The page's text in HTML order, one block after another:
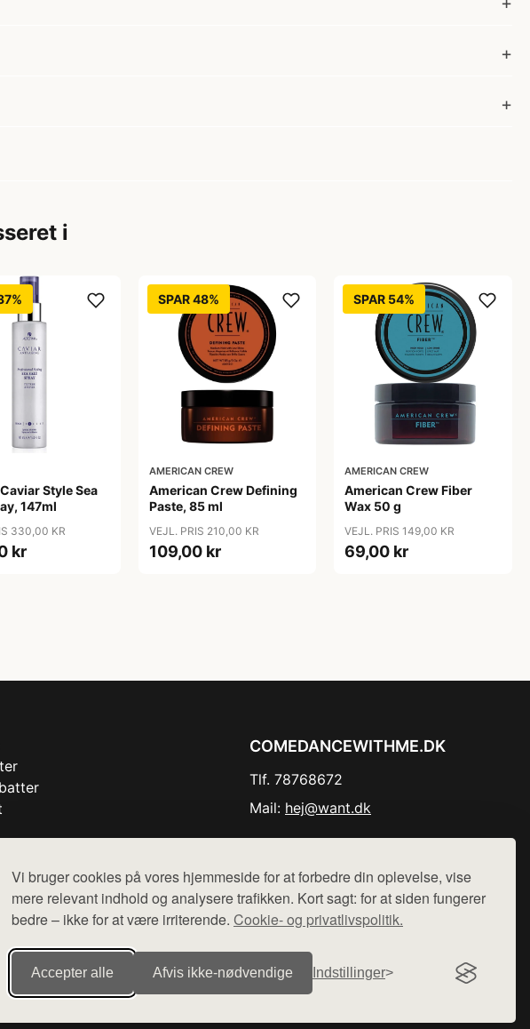
Vi bruger cookies på vores hjemmeside for at forbedre din oplevelse, vise
mere relevant indhold og analysere trafikken. Kort sagt: for at siden fungerer
bedre – ikke for at være irriterende. Cookie- og privatlivspolitik.
Accepter alle Afvis ikke‑nødvendige Indstillinger
i
Style Sea
147ml
330,00 KR
kr
SPAR 48%
AMERICAN CREW
American Crew Defining
Paste, 85 ml
VEJL. PRIS 210,00 KR
109,00 kr
SPAR 54%
AMERICAN CREW
American Crew Fiber
Wax 50 g
VEJL. PRIS 149,00 KR
69,00 kr
COMEDANCEWITHME.DK
Tlf. 78768672
Mail: hej@want.dk
diverse webshops. Der sælges ikke varer fra denne side - vi henviser til de shops,
forbeholdes.